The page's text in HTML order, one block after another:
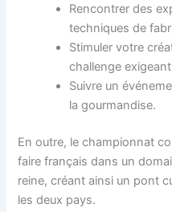
Rencontrer des
techniques de
Stimuler votre
challenge
Suivre un
la gourmandise.
En outre, le championnat
faire français dans un
reine, créant ainsi un pont
les deux pays.